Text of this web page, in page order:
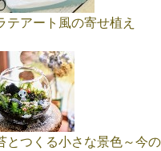
テアート風の寄せ植え
とつくる小さな景色～今